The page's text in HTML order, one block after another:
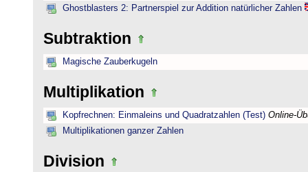
Ghostblasters 2: Partnerspiel zur Addition natürlicher Zahlen
Subtraktion
Magische Zauberkugeln
Multiplikation
Kopfrechnen: Einmaleins und Quadratzahlen (Test) Online-
Multiplikationen ganzer Zahlen
Division